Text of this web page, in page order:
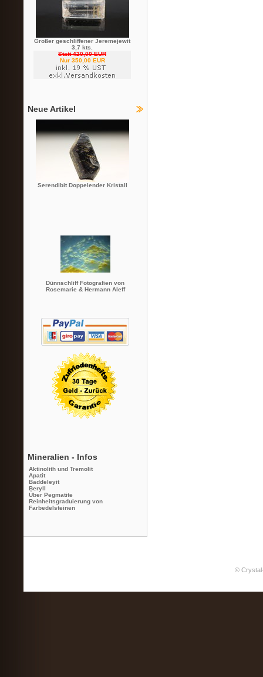
Großer geschliffener Jeremejewit
3,7 kts.
Statt 420,00 EUR
Nur 350,00 EUR
Neue Artikel
Serendibit Doppelender Kristall
Dünnschliff Fotografien von
Rosemarie & Hermann Aleff
Mineralien - Infos
Aktinolith und Tremolit
Apatit
Baddeleyit
Beryll
Über Pegmatite
Reinheitsgraduierung von
Farbedelsteinen
©